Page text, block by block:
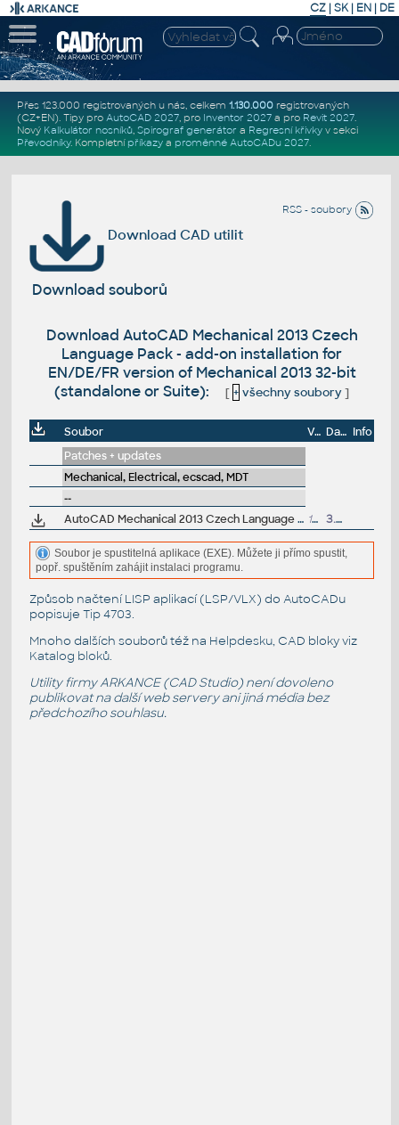
CZ | SK| EN | DE
Přes 123.000 registrovaných u nás, celkem 1.130.000registrovaných
(CZ+EN). Tipy pro AutoCAD 2027, pro Inventor 2027a pro Revit 2027.
Nový Kalkulátor nosníků, Spirograf generátor a Regresní křivkyv sekci
Převodníky. Kompletní příkazya proměnné AutoCADu 2027.
RSS - soubory
Download CAD utilit
Download souborů
Download AutoCAD Mechanical 2013 Czech
Language Pack - add-on installation for
EN/DE/FR version of Mechanical 2013 32-bit
(standalone or Suite):
[ + všechny soubory]
Soubor Velikost Datum Info
Patches + updates
Mechanical, Electrical, ecscad, MDT
--
AutoCAD Mechanical 2013 Czech Language Pack - add-on installation for EN/DE/FR version of Mechanical 2013 32-bit (standalone or Suite) 102.5MB 3.5.2012
Soubor je spustitelná aplikace (EXE). Můžete ji přímo spustit,
popř. spuštěním zahájit instalaci programu.
Způsob načtení LISP aplikací (LSP/VLX) do AutoCADu
popisuje Tip 4703.
Mnoho dalších souborů též na Helpdesku, CAD bloky viz
Katalog bloků.
Utility firmy ARKANCE (CAD Studio) není dovoleno
publikovat na další web servery ani jiná média bez
předchozího souhlasu.